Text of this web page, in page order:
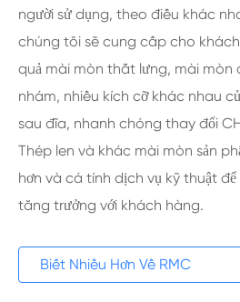
người sử dụng, theo điều khác
chúng tôi sẽ cung cấp cho
quả mài mòn thắt lưng, mài
nhám, nhiều kích cỡ khác nhau
sau đĩa, nhanh chóng thay đổi
Thép len và khác mài mòn sản
hơn và cá tính dịch vụ kỹ thuật
tăng trưởng với khách hàng.
Biết Nhiều Hơn Về RMC